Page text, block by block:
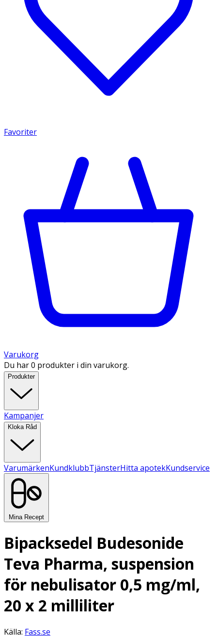
Favoriter
Varukorg
Du har 0 produkter i din varukorg.
Produkter
Kampanjer
Kloka Råd
VarumärkenKundklubbTjänsterHitta apotekKundservice
Mina Recept
Bipacksedel Budesonide
Teva Pharma, suspension
för nebulisator 0,5 mg/ml,
20 x 2 milliliter
Källa: Fass.se